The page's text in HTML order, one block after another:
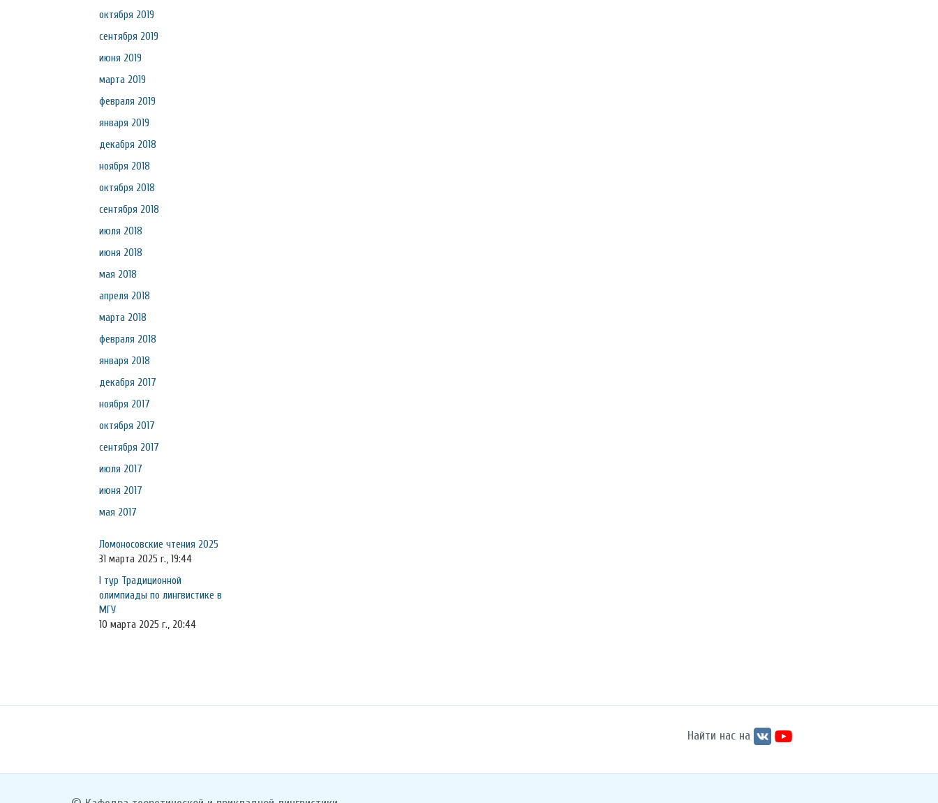
октября 2019
сентября 2019
июня 2019
марта 2019
февраля 2019
января 2019
декабря 2018
ноября 2018
октября 2018
сентября 2018
июля 2018
июня 2018
мая 2018
апреля 2018
марта 2018
февраля 2018
января 2018
декабря 2017
ноября 2017
октября 2017
сентября 2017
июля 2017
июня 2017
мая 2017
Ломоносовские чтения 2025
31 марта 2025 г., 19:44
I тур Традиционной
олимпиады по лингвистике в
МГУ
10 марта 2025 г., 20:44
Найти нас на